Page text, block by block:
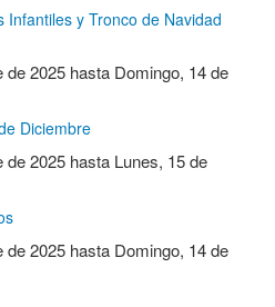
y Tronco de Navidad
de 2025 hasta Domingo, 14 de
Diciembre
de 2025 hasta Lunes, 15 de
de 2025 hasta Domingo, 14 de